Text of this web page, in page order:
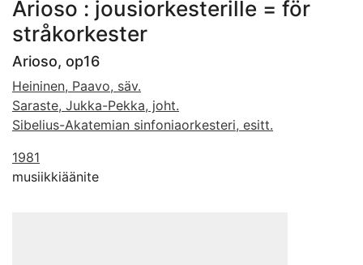
Arioso : jousiorkesterille = för
stråkorkester
Arioso, op16
Heininen, Paavo, säv.
Saraste, Jukka-Pekka, joht.
Sibelius-Akatemian sinfoniaorkesteri, esitt.
1981
musiikkiäänite